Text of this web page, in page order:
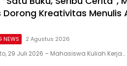
Dorong Kreativitas Menulis
NEWS 2 Agustus 2026
29 Juli 2026 – Mahasiswa Kuliah Kerja…